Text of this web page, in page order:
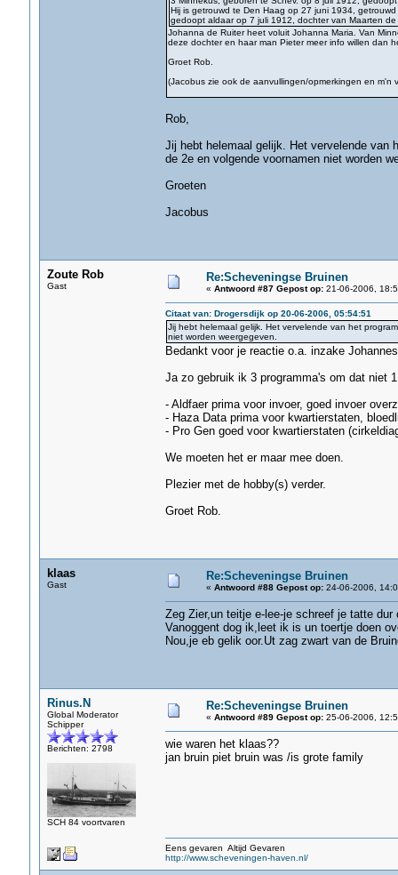
Hij is getrouwd te Den Haag op 27 juni 1934,
gedoopt aldaar op 7 juli 1912, dochter van Maarten
Johanna de Ruiter heet voluit Johanna Maria. Van
deze dochter en haar man Pieter meer info willen dan
Groet Rob.
(Jacobus zie ook de aanvullingen/opmerkingen en m'n
Rob,
Jij hebt helemaal gelijk. Het vervelende van
de 2e en volgende voornamen niet worden
Groeten
Jacobus
Zoute Rob
Gast
Re:Scheveningse Bruinen
« Antwoord #87 Gepost op:21-06-2006,
Citaat van: Drogersdijk op 20-06-2006, 05:54:51
Jij hebt helemaal gelijk. Het vervelende van het
niet worden weergegeven.
Bedankt voor je reactie o.a. inzake
Ja zo gebruik ik 3 programma's om dat niet
- Aldfaer prima voor invoer, goed invoer
- Haza Data prima voor kwartierstaten,
- Pro Gen goed voor kwartierstaten
We moeten het er maar mee doen.
Plezier met de hobby(s) verder.
Groet Rob.
klaas
Gast
Re:Scheveningse Bruinen
« Antwoord #88 Gepost op:24-06-2006,
Zeg Zier,un teitje e-lee-je schreef je tatte
Vanoggent dog ik,leet ik is un toertje doen
Nou,je eb gelik oor.Ut zag zwart van de
Rinus.N
Global Moderator
Schipper
Berichten: 2798
SCH 84 voortvaren
Re:Scheveningse Bruinen
« Antwoord #89 Gepost op:25-06-2006,
wie waren het klaas??
jan bruin piet bruin was /is grote family
Eens gevaren Altijd Gevaren
http://www.scheveningen-haven.nl/